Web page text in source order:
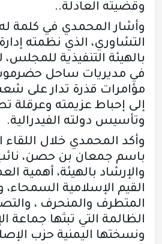
وقضيته العادلة..
وأشار المحمدي في كلمة له
التشاوري، الذي نظمته
بالهيئة التنفيذية للمجلس،
في مديريات ساحل
مؤامرات قذرة تدار على
إلى إحباط عزيمته وعرقلة
وتأسيس دولته الفيدرالية.
وأكد المحمدي خلال اللقاء
باسم جمعان بن حصن، نائب
والإرشاد بالهيئة، أهمية
القيم الإسلامية السمحاء،
المتطرف والمنحرف ،
الظالمة التي تبثها جماعة
ونسختها اليمنية حزب